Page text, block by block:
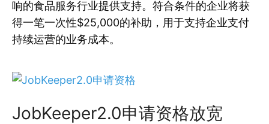
响的食品服务行业提供支持。符合条件的企业将获
得一笔一次性$25,000的补助，用于支持企业支付
持续运营的业务成本。
JobKeeper2.0申请资格放宽